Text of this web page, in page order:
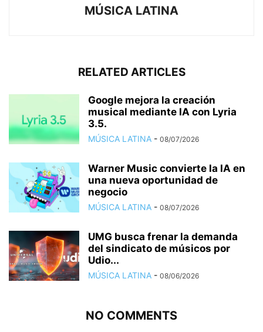
MÚSICA LATINA
RELATED ARTICLES
Google mejora la creación
musical mediante IA con Lyria
3.5.
MÚSICA LATINA - 08/07/2026
Warner Music convierte la IA en
una nueva oportunidad de
negocio
MÚSICA LATINA - 08/07/2026
UMG busca frenar la demanda
del sindicato de músicos por
Udio...
MÚSICA LATINA - 08/06/2026
NO COMMENTS